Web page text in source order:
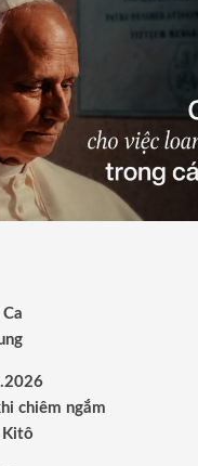
chiêm ngắm
Kitô